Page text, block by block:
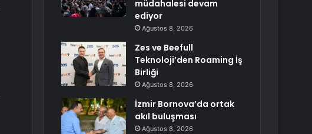
müdahalesi devam
ediyor
Ağustos 8, 2026
Zes ve Beefull
Teknoloji’den Roaming İş
Birliği
Ağustos 8, 2026
İzmir Bornova’da ortak
akıl buluşması
Ağustos 8, 2026